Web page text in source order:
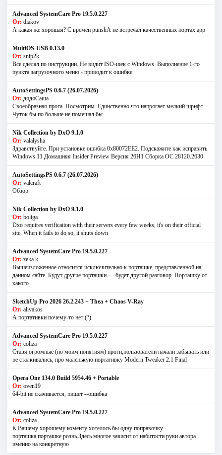
Advanced SystemCare Pro 19.5.0.227
От: diakov
А какая же хорошая? С времен punshА не встречал качественных портах app
MultiOS-USB 0.13.0
От: snip2k
Все сделал по инструкции. Не видит ISO-шек с Windows. Выполнение 1-го
пункта загрузочного меню - приводит к ошибке.
AutoSettingsPS 0.6.7 (26.07.2026)
От: дядяСаша
Своеобразная прога. Посмотрим. Единственно что напрягает мелкий шрифт.
Чуток бы по больше не помешал бы.
Nik Collection by DxO 9.1.0
От: valalysha
Здравствуйте. При установке ошибка 0х80072EE2. Подскажите как исправить.
Windows 11 Домашняя Insider Preview Версия 26H1 Сборка ОС 28120.2630
AutoSettingsPS 0.6.7 (26.07.2026)
От: valcraft
Обзор
Nik Collection by DxO 9.1.0
От: boliga
Dxo requires verification with their servers every few weeks, it's on their official
site. When it fails to do so, it shuts down
Advanced SystemCare Pro 19.5.0.227
От: zeka.k
Вышеизложенное относится исключительно к порташке, представленной на
данном сайте. Будут другие порташки — будет другой разговор. Порташку от
какого
SketchUp Pro 2026 26.2.243 + Thea + Chaos V-Ray
От: alivakos
А портативки почему-то нет (?).
Advanced SystemCare Pro 19.5.0.227
От: coliza
Ставя огромные (по моим понятиям) проги,пользователи начали забывать или
не сталкивались, про маленькую портативку Modern Tweaker 2.1 Final
Opera One 134.0 Build 5954.46 + Portable
От: oven19
64-bit не скачивается, пишет --ошибка
Advanced SystemCare Pro 19.5.0.227
От: coliza
К Вашему хорошему коменту хотелось бы одну поправочку -
порташка,порташке рознь.Здесь многое зависит от набитости руки автора
именно на конкретную